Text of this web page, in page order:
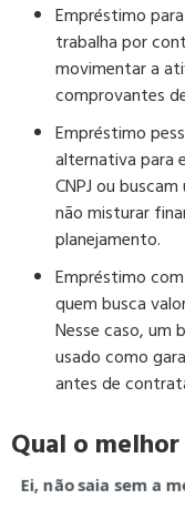
Empréstimo
trabalha por
movimentar a
comprovantes
Empréstimo
alternativa para
CNPJ ou
não misturar
planejamento.
Empréstimo
quem busca
Nesse caso, um
usado como
antes de
Qual o
de capital de
Ei, não saia sem a